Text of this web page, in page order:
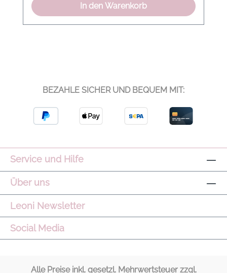
In den Warenkorb
BEZAHLE SICHER UND BEQUEM MIT:
Service und Hilfe
Über uns
Leoni Newsletter
Social Media
Alle Preise inkl. gesetzl. Mehrwertsteuer zzgl.